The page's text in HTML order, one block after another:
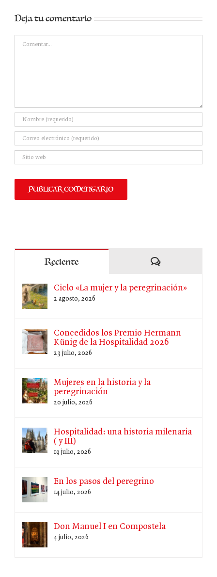
Deja tu comentario
Comentar
Reciente Comentarios
Ciclo «La mujer y la peregrinación»
2 agosto, 2026
Concedidos los Premio Hermann
Künig de la Hospitalidad 2026
23 julio, 2026
Mujeres en la historia y la
peregrinación
20 julio, 2026
Hospitalidad: una historia milenaria
( y III)
19 julio, 2026
En los pasos del peregrino
14 julio, 2026
Don Manuel I en Compostela
4 julio, 2026